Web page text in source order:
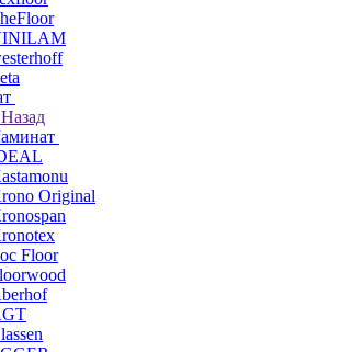
Назад
Original
Floor